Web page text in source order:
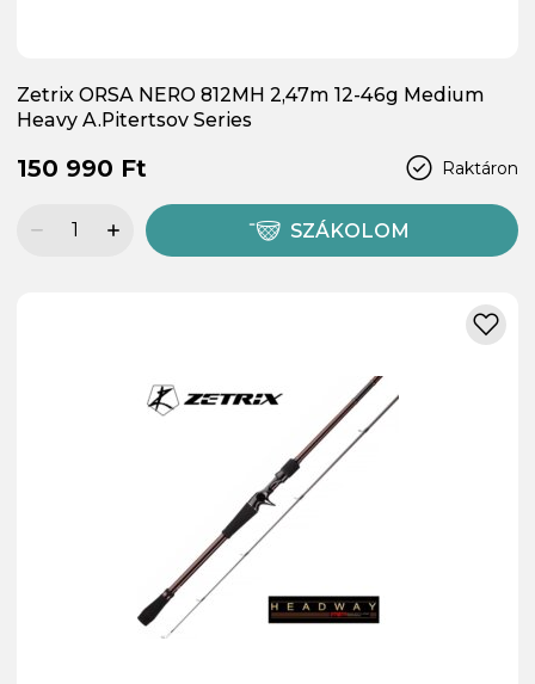
Zetrix ORSA NERO 812MH 2,47m 12-46g Medium
Heavy A.Pitertsov Series
Raktáron
150 990 Ft
SZÁKOLOM